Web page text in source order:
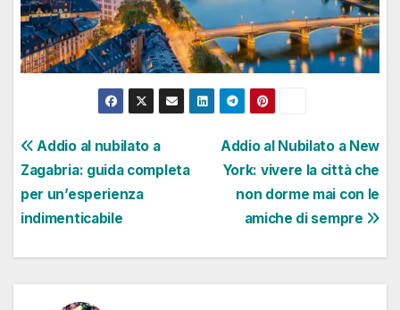
Navigazione
articoli
Addio al Nubilato a New
York: vivere la città che
non dorme mai con le
amiche di sempre
Addio al nubilato a
Zagabria: guida completa
per un’esperienza
indimenticabile